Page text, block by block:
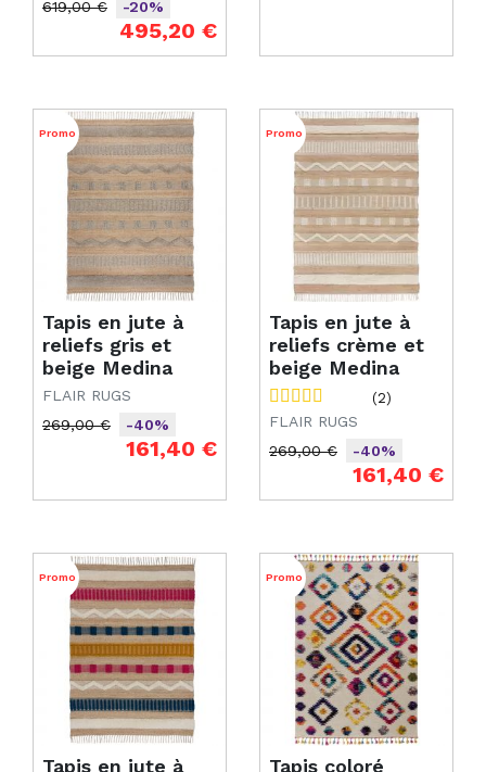
Prix de base
619,00 €
-20%
495,20 €
Tapis en jute à
reliefs gris et
beige Medina
FLAIR RUGS
Prix de base
269,00 €
-40%
161,40 €
Promo
Tapis en jute à
reliefs crème et
beige Medina
(2)
FLAIR RUGS
Prix de base
269,00 €
-40%
161,40 €
Promo
Tapis en jute à
Promo
Tapis coloré
Promo